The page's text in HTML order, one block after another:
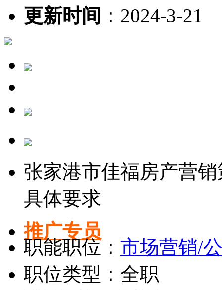
更新时间 ： 2024-3-21
张家港市佳福房产营
具体要求
推广专员
职能职位： 市场营销/
职位类型：全职